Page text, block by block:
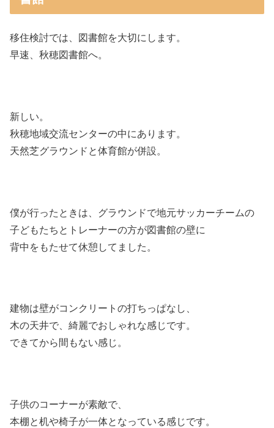
移住検討では、図書館を大切にします。
早速、秋穂図書館へ。
新しい。
秋穂地域交流センターの中にあります。
天然芝グラウンドと体育館が併設。
僕が行ったときは、グラウンドで地元サッカーチームの
子どもたちとトレーナーの方が図書館の壁に
背中をもたせて休憩してました。
建物は壁がコンクリートの打ちっぱなし、
木の天井で、綺麗でおしゃれな感じです。
できてから間もない感じ。
子供のコーナーが素敵で、
本棚と机や椅子が一体となっている感じです。